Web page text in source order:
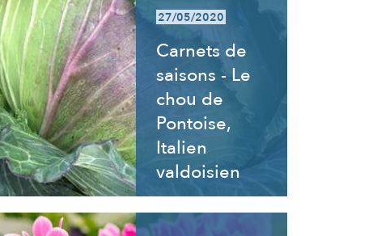
27/05/2020
Carnets de
saisons - Le
chou de
Pontoise,
Italien
valdoisien